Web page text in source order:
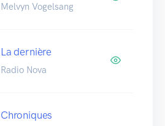
Melvyn Vogelsang
La dernière
Radio Nova
Chroniques